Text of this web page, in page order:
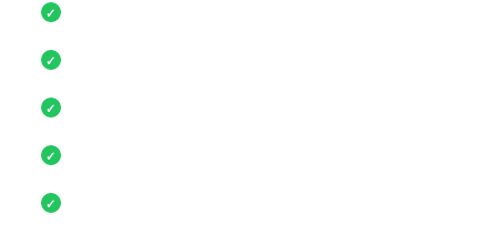
✓ Fast kundekontakt
✓ Reduser kostnader og administrasjon
✓ Tilgjengelig i hele Norge
✓ Kurs på flere språk
✓ Rapporter og dokumentasjon